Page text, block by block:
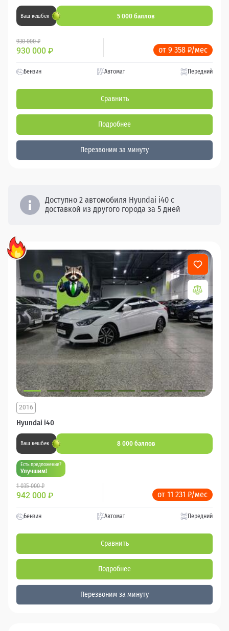
Ваш кешбек 5 000 баллов
930 000 ₽
930 000 ₽ от 9 358 ₽/мес
Бензин Автомат Передний
Сравнить
Подробнее
Перезвоним за минуту
Доступно 2 автомобиля Hyundai i40 с
доставкой из другого города за 5 дней
Hyundai i40
2016
Ваш кешбек 8 000 баллов
Есть предложение?
Улучшим!
1 035 000 ₽
942 000 ₽ от 11 231 ₽/мес
Бензин Автомат Передний
Сравнить
Подробнее
Перезвоним за минуту